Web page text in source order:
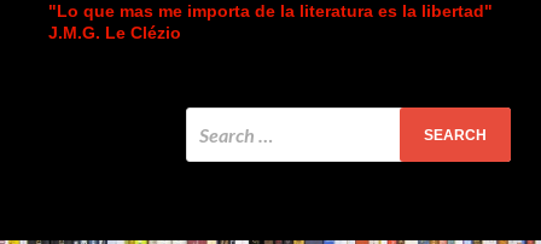
"Lo que mas me importa de la literatura es la libertad"
J.M.G. Le Clézio